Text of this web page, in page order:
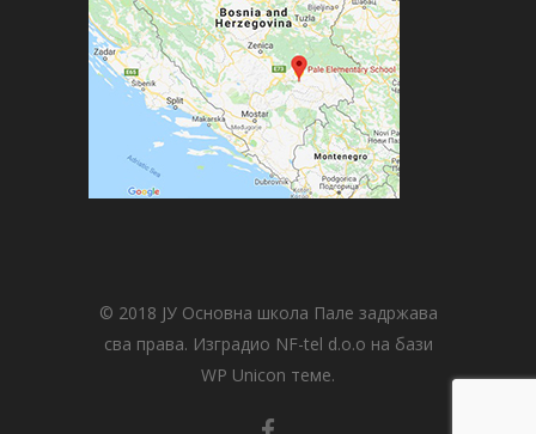
© 2018 ЈУ Основна школа Пале задржава
сва права. Изградио NF-tel d.o.o на бази
WP Unicon теме.